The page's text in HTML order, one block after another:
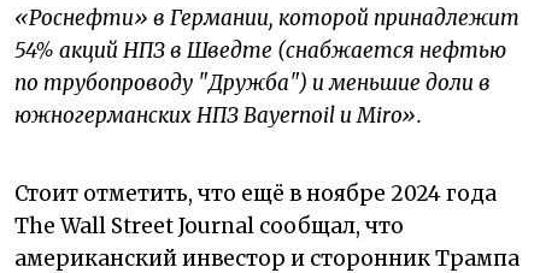
«Роснефти» в Германии, которой принадлежит
54% акций НПЗ в Шведте (снабжается нефтью
по трубопроводу "Дружба") и меньшие доли в
южногерманских НПЗ Bayernoil и Miro».
Стоит отметить, что ещё в ноябре 2024 года
The Wall Street Journal сообщал, что
американский инвестор и сторонник Трампа